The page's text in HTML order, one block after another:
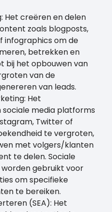
Het creëren en delen
zoals blogposts,
infographics om de
betrekken en
bij het opbouwen van
van de
van leads.
Het
media platforms
Twitter of
te vergroten,
met volgers/klanten
te delen. Sociale
gebruikt voor
om specifieke
te bereiken.
(SEA): Het